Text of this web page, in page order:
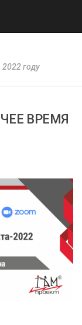
2022 году
ВРЕМЯ